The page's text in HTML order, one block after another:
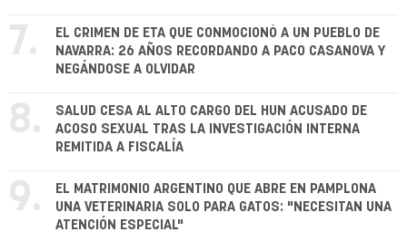
7.
EL CRIMEN DE ETA QUE CONMOCIONÓ A UN PUEBLO DE
NAVARRA: 26 AÑOS RECORDANDO A PACO CASANOVA Y
NEGÁNDOSE A OLVIDAR
8.
SALUD CESA AL ALTO CARGO DEL HUN ACUSADO DE
ACOSO SEXUAL TRAS LA INVESTIGACIÓN INTERNA
REMITIDA A FISCALÍA
9.
EL MATRIMONIO ARGENTINO QUE ABRE EN PAMPLONA
UNA VETERINARIA SOLO PARA GATOS: "NECESITAN UNA
ATENCIÓN ESPECIAL"